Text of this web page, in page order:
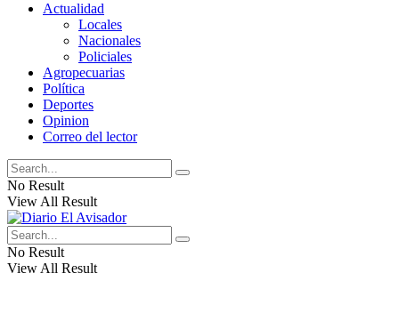
Actualidad
Locales
Nacionales
Policiales
Agropecuarias
Política
Deportes
Opinion
Correo del lector
No Result
View All Result
No Result
View All Result